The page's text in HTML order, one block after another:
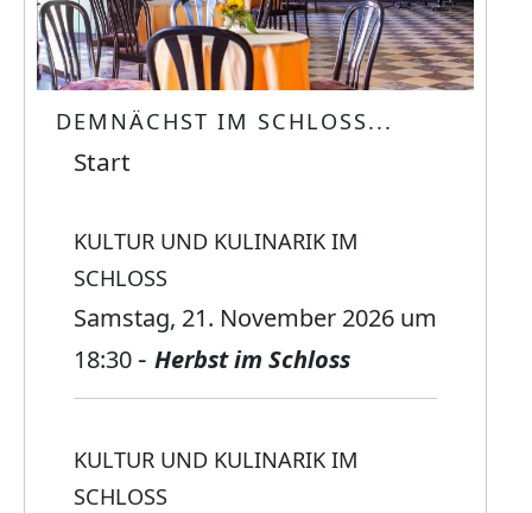
DEMNÄCHST IM SCHLOSS...
Start
KULTUR UND KULINARIK IM
SCHLOSS
Samstag, 21. November 2026 um
18:30 - Herbst im Schloss
KULTUR UND KULINARIK IM
SCHLOSS